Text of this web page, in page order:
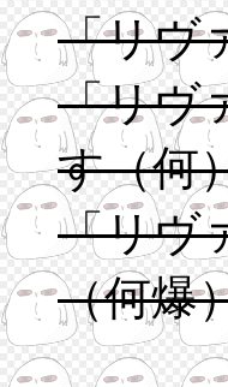
「リヴ
「リヴ
す（何
「リヴ
（何爆